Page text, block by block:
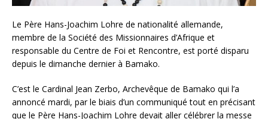
Le Père Hans-Joachim Lohre de nationalité allemande,
membre de la Société des Missionnaires d’Afrique et
responsable du Centre de Foi et Rencontre, est porté disparu
depuis le dimanche dernier à Bamako.
C’est le Cardinal Jean Zerbo, Archevêque de Bamako qui l’a
annoncé mardi, par le biais d’un communiqué tout en précisant
que le Père Hans-Joachim Lohre devait aller célébrer la messe